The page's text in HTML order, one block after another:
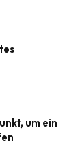
um ein